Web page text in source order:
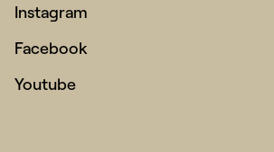
Instagram
Facebook
Youtube